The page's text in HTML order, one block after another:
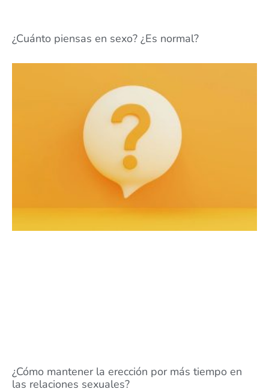
¿Cuánto piensas en sexo? ¿Es normal?
¿Cómo mantener la erección por más tiempo en
las relaciones sexuales?